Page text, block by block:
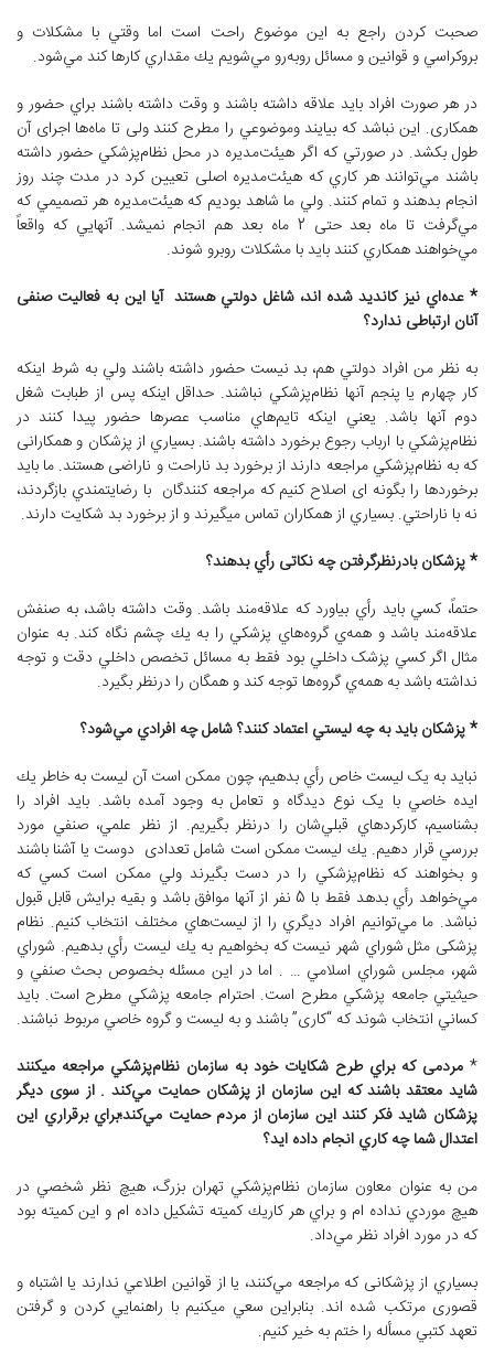
صحبت كردن راجع به اين موضوع راحت است اما وقتي با مشكلات و
بروكراسي و قوانين و مسائل روبه‌رو مي‌شويم يك مقداري كارها كند مي‌شود.
در هر صورت افراد بايد علاقه داشته باشند و وقت داشته باشند براي حضور و
همکاری. اين نباشد كه بيایند وموضوعي را مطرح كنند ولی تا ماه‌ها اجرای آن
طول بكشد. در صورتي كه اگر هيئت‌مديره در محل نظام‌پزشكي حضور داشته
باشند مي‌توانند هر كاري كه هيئت‌مديره اصلی تعیین كرد در مدت چند روز
انجام بدهند و تمام كنند. ولي ما شاهد بوديم كه هيئت‌مديره هر تصميمي كه
مي‌‌گرفت تا ماه بعد حتی 2 ماه بعد هم انجام نمیشد. آنهايي كه واقعاً
مي‌خواهند همكاري كنند بايد با مشكلات روبرو شوند.
* عده‌اي نیز کاندید شده اند، شاغل دولتي هستند آیا این به فعالیت صنفی
آنان ارتباطی ندارد؟
به نظر من افراد دولتي هم، بد نيست حضور داشته باشند ولي به شرط اینکه
كار چهارم يا پنجم آنها نظام‌پزشكي نباشند. حداقل اینکه پس از طبابت شغل
دوم آنها باشد. يعني اينكه تايم‌هاي مناسب عصرها حضور پيدا كنند در
نظام‌پزشكي با ارباب رجوع برخورد داشته باشند. بسياري از پزشکان و همکارانی
که به نظام‌پزشكي مراجعه دارند از برخورد بد ناراحت و ناراضی هستند. ما بايد
برخوردها را بگونه ای اصلاح كنيم كه مراجعه کنندگان با رضايتمندي بازگردند،
نه با ناراحتي. بسياري از همكاران تماس میگیرند و از برخورد بد شكايت دارند.
* پزشكان بادرنظرگرفتن چه نكاتی رأي بدهند؟
حتماً، كسي بايد رأي بياورد كه علاقه‌مند باشد. وقت داشته باشد، به صنفش
علاقه‌مند باشد و همه‌ي گروه‌هاي پزشكي را به يك چشم نگاه كند. به عنوان
مثال اگر كسي پزشک داخلي بود فقط به مسائل تخصص داخلي دقت و توجه
نداشته باشد به همه‌ي گروه‌ها توجه كند و همگان را درنظر بگيرد.
* پزشكان بايد به چه ليستي اعتماد كنند؟ شامل چه افرادي مي‌شود؟
نبايد به یک ليست خاص رأي بدهیم، چون ممكن است آن ليست به خاطر يك
ايده خاصي با یک نوع دیدگاه و تعامل به وجود آمده باشد. بايد افراد را
بشناسيم، كاركردهاي قبلي‌شان را درنظر بگيريم. از نظر علمي، صنفي مورد
بررسي قرار دهيم. يك ليست ممكن است شامل تعدادی دوست يا آشنا باشند
و بخواهند كه نظام‌پزشكي را در دست بگيرند ولي ممكن است كسي كه
مي‌خواهد رأي بدهد فقط با 5 نفر از آنها موافق باشد و بقيه برايش قابل قبول
نباشد. ما مي‌توانيم افراد ديگري را از ليست‌هاي مختلف انتخاب كنيم. نظام
پزشکی مثل شوراي شهر نيست كه بخواهيم به يك ليست رأي بدهيم. شوراي
شهر، مجلس شوراي اسلامي … . اما در اين مسئله بخصوص بحث صنفي و
حيثيتي جامعه پزشكي مطرح است. احترام جامعه پزشكي مطرح است. بايد
كساني انتخاب شوند كه “كاری” باشند و به ليست و گروه خاصي مربوط نباشند.
* مردمی كه براي طرح شكايات خود به سازمان نظام‌پزشكي مراجعه میکنند
شايد معتقد باشند كه اين سازمان از پزشكان حمايت مي‌كند . از سوی دیگر
پزشكان شاید فكر كنند اين سازمان از مردم حمايت مي‌كند؛براي برقراري اين
اعتدال شما چه كاري انجام داده ايد؟
من به عنوان معاون سازمان نظام‌پزشكي تهران بزرگ، هيچ نظر شخصي در
هيچ موردي نداده ام و براي هر كاريك كميته تشكيل داده ام و اين كميته بود
كه در مورد افراد نظر مي‌داد.
بسياري از پزشكانی كه مراجعه مي‌كنند، يا از قوانين اطلاعي ندارند يا اشتباه و
قصوری مرتکب شده اند. بنابراين سعي ميکنیم با راهنمايي كردن و گرفتن
تعهد كتبي مسأله را ختم به خير كنيم.